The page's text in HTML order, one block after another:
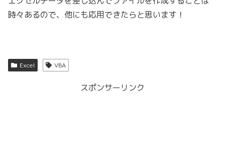
時々あるので、他にも応用できたらと思います！
Excel VBA
スポンサーリンク